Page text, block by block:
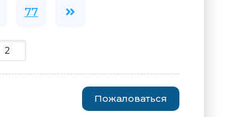
77
Пожаловаться